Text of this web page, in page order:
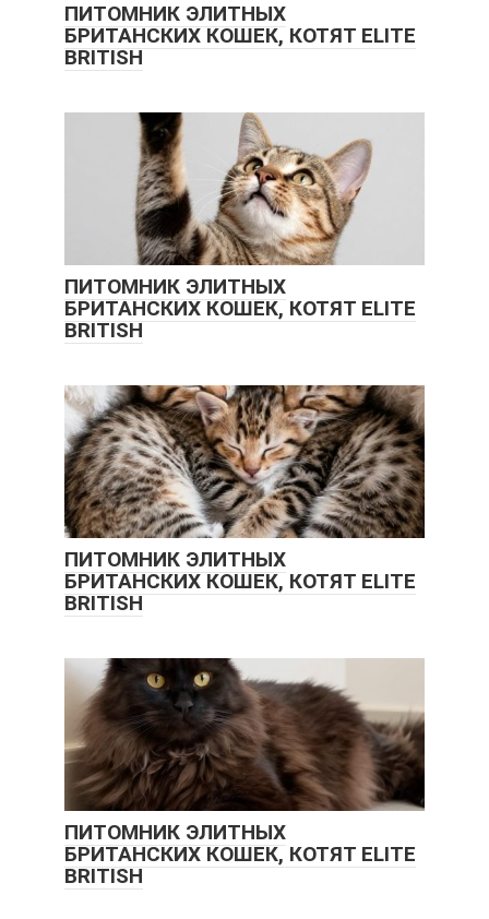
ПИТОМНИК ЭЛИТНЫХ
БРИТАНСКИХ КОШЕК, КОТЯТ ELITE
BRITISH
ПИТОМНИК ЭЛИТНЫХ
БРИТАНСКИХ КОШЕК, КОТЯТ ELITE
BRITISH
ПИТОМНИК ЭЛИТНЫХ
БРИТАНСКИХ КОШЕК, КОТЯТ ELITE
BRITISH
ПИТОМНИК ЭЛИТНЫХ
БРИТАНСКИХ КОШЕК, КОТЯТ ELITE
BRITISH